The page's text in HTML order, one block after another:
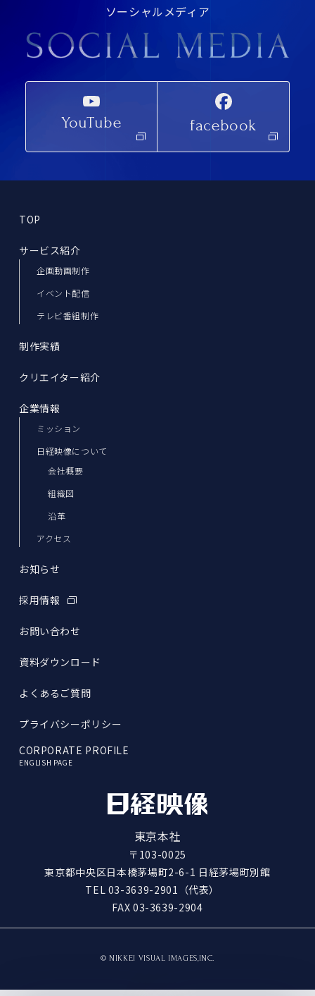
ソーシャルメディア
YouTube facebook
TOP
サービス紹介
企画動画制作
イベント配信
テレビ番組制作
制作実績
クリエイター紹介
企業情報
ミッション
日経映像について
会社概要
組織図
沿革
アクセス
お知らせ
採用情報
お問い合わせ
資料ダウンロード
よくあるご質問
プライバシーポリシー
CORPORATE PROFILE
ENGLISH PAGE
東京本社
〒103-0025
東京都中央区日本橋茅場町2-6-1 日経茅場町別館
TEL 03-3639-2901 （代表）
FAX 03-3639-2904
© NIKKEI VISUAL IMAGES,INC.